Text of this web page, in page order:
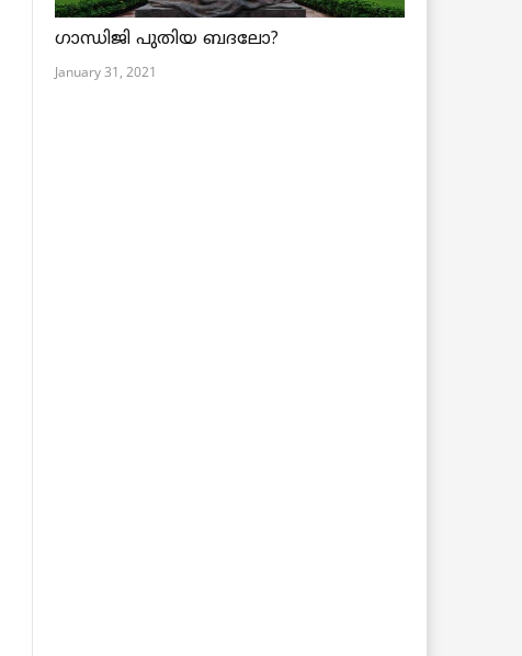
ഗാന്ധിജി പുതിയ ബദലോ?
January 31, 2021